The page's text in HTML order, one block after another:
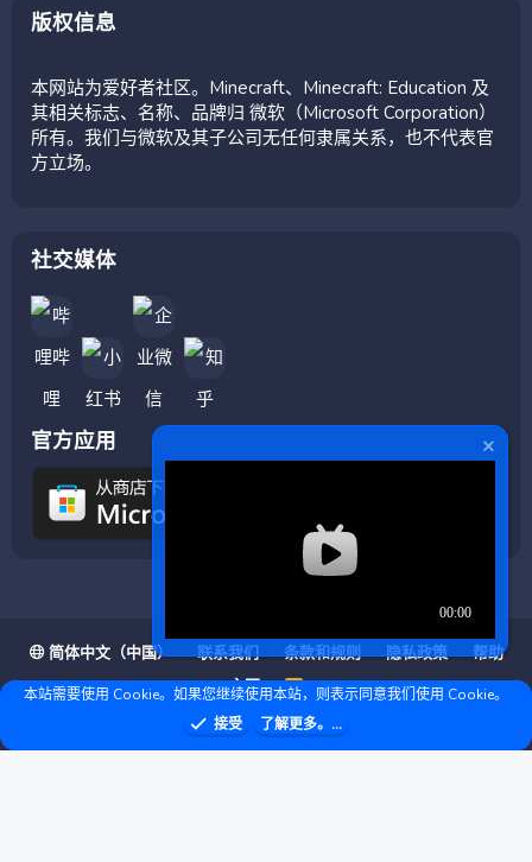
版权信息
本网站为爱好者社区。Minecraft、Minecraft: Education 及
其相关标志、名称、品牌归 微软（Microsoft Corporation）
所有。我们与微软及其子公司无任何隶属关系，也不代表官
方立场。
社交媒体
官方应用
简体中文（中国） 联系我们 条款和规则 隐私政策
帮助
主页
R
S
S
❤ © Copyright 2020–2026 基岩科技 版权所有 |Microsoft Marketplace
本站需要使用 Cookie。如果您继续使用本站，则表示同意我们使用 Cookie。
接受
了解更多。...